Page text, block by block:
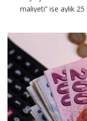
maliyeti” ise aylık
CONTINUE